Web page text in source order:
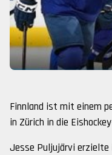
Finnland ist mit einem
in Zürich in die
Jesse Puljujärvi